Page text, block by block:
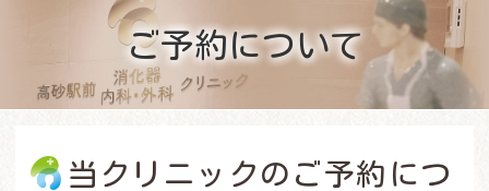
ご予約について
当クリニックのご予約につ